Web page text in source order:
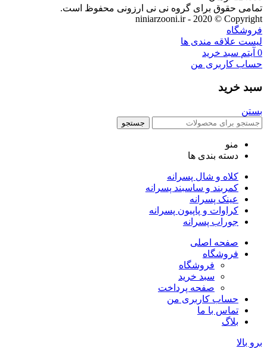
تمامی حقوق برای گروه نی نی ارزونی محفوظ است.
niniarzooni.ir - 2020 © Copyright
فروشگاه
لیست علاقه مندی ها
0 آیتم سبد خرید
حساب کاربری من
سبد خرید
بستن
جستجو
منو
دسته بندی ها
کلاه و شال پسرانه
کمربند و ساسبند پسرانه
عینک پسرانه
کراوات و پاپیون پسرانه
جوراب پسرانه
صفحه اصلی
فروشگاه
فروشگاه
سبد خرید
صفحه پرداخت
حساب کاربری من
تماس با ما
بلاگ
برو بالا